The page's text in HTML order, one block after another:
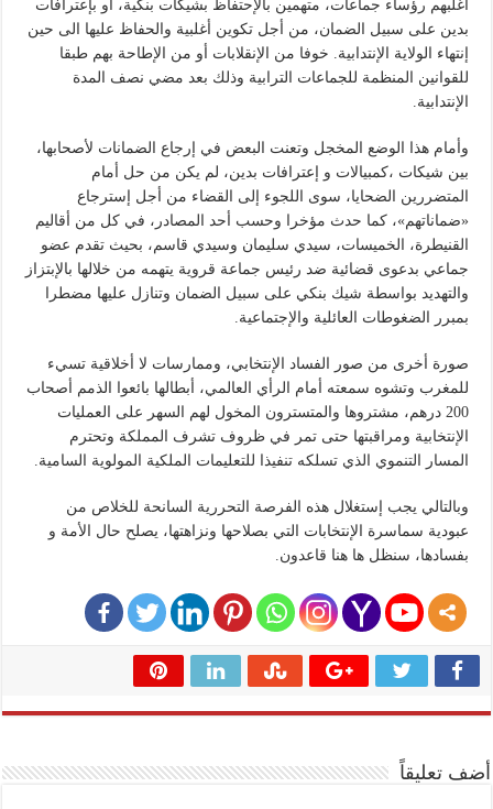
أغلبهم رؤساء جماعات، متهمين بالإحتفاظ بشيكات بنكية، أو بإعترافات
بدين على سبيل الضمان، من أجل تكوين أغلبية والحفاظ عليها الى حين
إنتهاء الولاية الإنتدابية. خوفا من الإنقلابات أو من الإطاحة بهم طبقا
للقوانين المنظمة للجماعات الترابية وذلك بعد مضي نصف المدة
الإنتدابية.
وأمام هذا الوضع المخجل وتعنت البعض في إرجاع الضمانات لأصحابها،
بين شيكات ،كمبيالات و إعترافات بدين، لم يكن من حل أمام
المتضررين الضحايا، سوى اللجوء إلى القضاء من أجل إسترجاع
«ضماناتهم»، كما حدث مؤخرا وحسب أحد المصادر، في كل من أقاليم
القنيطرة، الخميسات، سيدي سليمان وسيدي قاسم، بحيث تقدم عضو
جماعي بدعوى قضائية ضد رئيس جماعة قروية يتهمه من خلالها بالإبتزاز
والتهديد بواسطة شيك بنكي على سبيل الضمان وتنازل عليها مضطرا
بمبرر الضغوطات العائلية والإجتماعية.
صورة أخرى من صور الفساد الإنتخابي، وممارسات لا أخلاقية تسيء
للمغرب وتشوه سمعته أمام الرأي العالمي، أبطالها بائعوا الذمم أصحاب
200 درهم، مشتروها والمتسترون المخول لهم السهر على العمليات
الإنتخابية ومراقبتها حتى تمر في ظروف تشرف المملكة وتحترم
المسار التنموي الذي تسلكه تنفيذا للتعليمات الملكية المولوية السامية.
وبالتالي يجب إستغلال هذه الفرصة التحررية السانحة للخلاص من
عبودية سماسرة الإنتخابات التي بصلاحها ونزاهتها، يصلح حال الأمة و
بفسادها، سنظل ها هنا قاعدون.
أضف تعليقاً